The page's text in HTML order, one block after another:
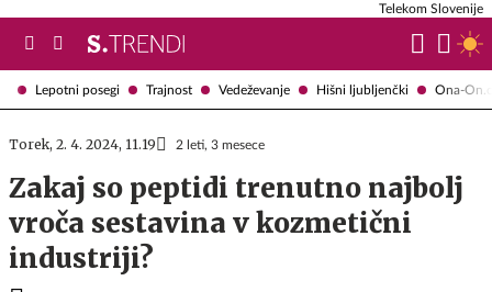
Lepotni posegi Trajnost Vedeževanje Hišni ljubljenčki Ona-
Telekom Slovenije
Torek, 2. 4. 2024, 11.19 2 leti, 3 mesece
Zakaj so peptidi trenutno najbolj
vroča sestavina v kozmetični
industriji?